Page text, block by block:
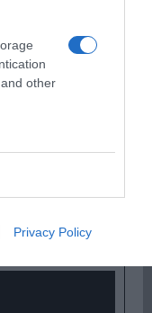
other
Privacy Policy